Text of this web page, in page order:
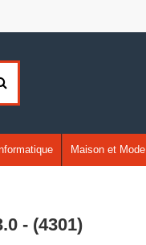
Maison et Mode
- (4301)